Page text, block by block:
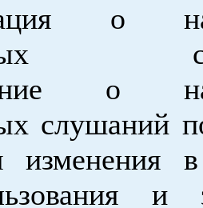
о
о
слушаний
изменения
и